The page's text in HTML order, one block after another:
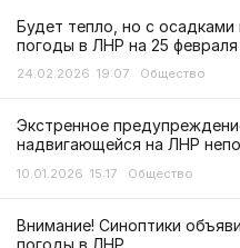
Будет тепло, но с осадками
погоды в ЛНР на 25 февраля
24.02.2026 19:07 Общество
Экстренное
надвигающейся на ЛНР
10.01.2026 15:17 Общество
Внимание! Синоптики
погоды в ЛНР